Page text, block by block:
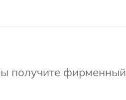
получите фирменный